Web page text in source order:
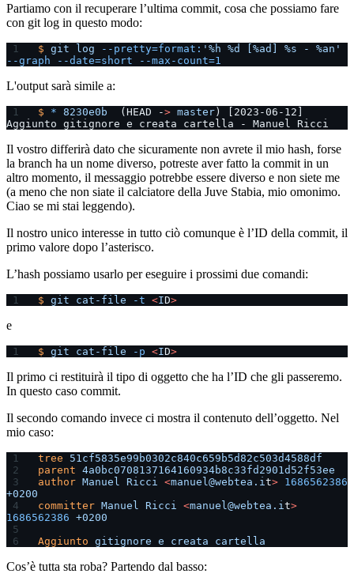
Partiamo con il recuperare l’ultima commit, cosa che possiamo fare
con git log in questo modo:
$ git log --pretty=format: '%h %d [%ad] %s - %an'
--graph --date=short --max-count=1
L'output sarà simile a:
$ * 8230e0b
  (HEAD -
> master ) [2023-06-12]
Aggiunto gitignore e creata cartella - Manuel Ricci
Il vostro differirà dato che sicuramente non avrete il mio hash, forse
la branch ha un nome diverso, potreste aver fatto la commit in un
altro momento, il messaggio potrebbe essere diverso e non siete me
(a meno che non siate il calciatore della Juve Stabia, mio omonimo.
Ciao se mi stai leggendo).
Il nostro unico interesse in tutto ciò comunque è l’ID della commit, il
primo valore dopo l’asterisco.
L’hash possiamo usarlo per eseguire i prossimi due comandi:
$ git cat-file -t <ID>
e
$ git cat-file -p <ID>
Il primo ci restituirà il tipo di oggetto che ha l’ID che gli passeremo.
In questo caso commit.
Il secondo comando invece ci mostra il contenuto dell’oggetto. Nel
mio caso:
tree 51cf5835e99b0302c840c659b5d82c503d4588df
parent 4a0bc0708137164160934b8c33fd2901d52f53ee
author Manuel Ricci <manuel@webtea.i t> 1686562386
+0200
committer Manuel Ricci <manuel@webtea.i t>
1686562386 +0200
Aggiunto gitignore e creata cartella
Cos’è tutta sta roba? Partendo dal basso: